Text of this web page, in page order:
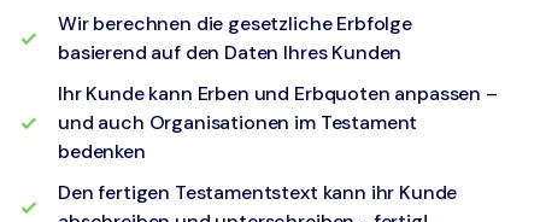
Wir berechnen die gesetzliche Erbfolge
basierend auf den Daten Ihres Kunden
Ihr Kunde kann Erben und Erbquoten anpassen –
und auch Organisationen im Testament
bedenken
Den fertigen Testamentstext kann ihr Kunde